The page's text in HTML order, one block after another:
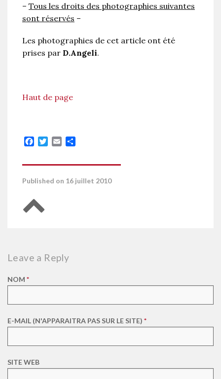
– Tous les droits des photographies suivantes
sont réservés –
Les photographies de cet article ont été
prises par D.Angeli.
Haut de page
Facebook
TwitterEmail
Published on 16 juillet 2010
Retour en haut de page
Leave a Reply
NOM *
E-MAIL (N'APPARAITRA PAS SUR LE SITE) *
SITE WEB